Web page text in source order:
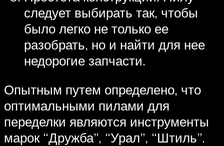
следует выбирать так, чтобы
было легко не только ее
разобрать, но и найти для нее
недорогие запчасти.
Опытным путем определено, что
оптимальными пилами для
переделки являются инструменты
марок “Дружба”, “Урал”, “Штиль”.